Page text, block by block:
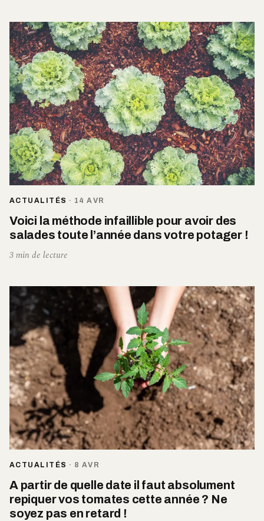
ACTUALITÉS · 14 AVR
Voici la méthode infaillible pour avoir des
salades toute l’année dans votre potager !
3 min de lecture
ACTUALITÉS · 8 AVR
A partir de quelle date il faut absolument
repiquer vos tomates cette année ? Ne
soyez pas en retard !